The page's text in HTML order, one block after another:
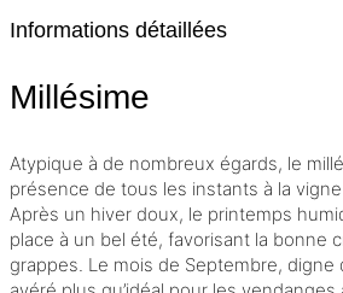
Informations détaillées
Millésime
Atypique à de nombreux égards, le
présence de tous les instants à la
Après un hiver doux, le printemps
place à un bel été, favorisant la bonne
grappes. Le mois de Septembre, digne